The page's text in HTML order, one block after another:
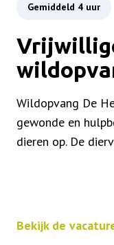
Gemiddeld 4 uur
Wildopvang De
gewonde en
dieren op. De
Bekijk de